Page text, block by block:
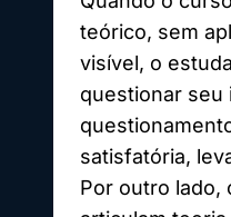
teórico, sem
visível, o
questionar seu
satisfatória,
Por outro lado,